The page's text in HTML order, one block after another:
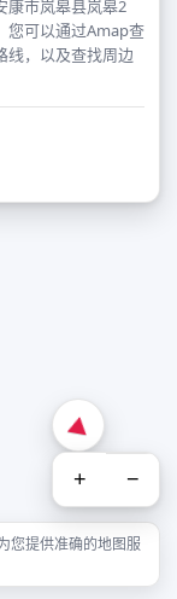
康市岚皋县岚皋2
您可以通过Amap查
线，以及查找周边
+ −
您提供准确的地图服